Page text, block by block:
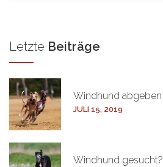
Letzte Beiträge
Windhund abgeben
JULI 15, 2019
Windhund gesucht?